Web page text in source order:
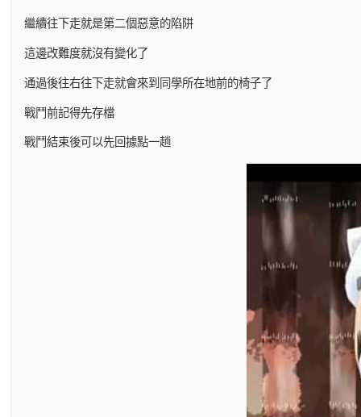
繼續往下走就是第二個惡意的陷阱
這邊改難度就沒有變化了
通過後往右往下走就會來到同學所在地前的椅子了
戰鬥前記得先存檔
戰鬥結束後可以先回據點一趟